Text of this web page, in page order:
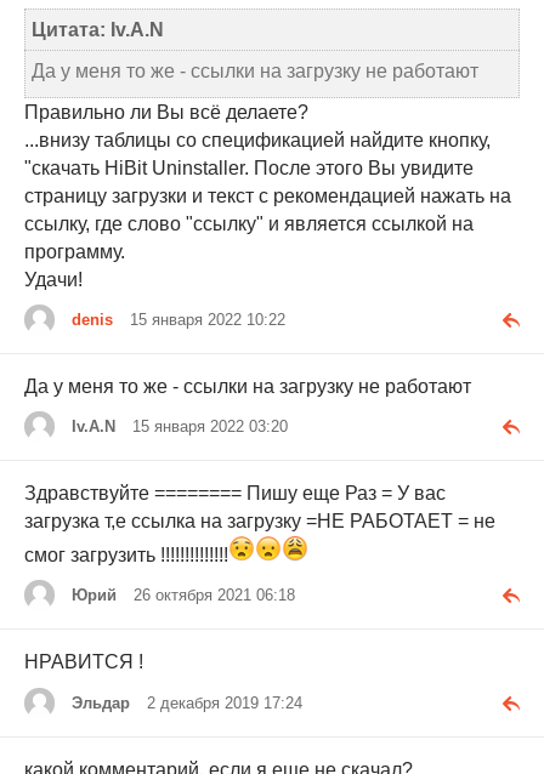
Цитата: Iv.A.N
Да у меня то же - ссылки на загрузку не работают
Правильно ли Вы всё делаете?
...внизу таблицы со спецификацией найдите кнопку,
"скачать HiBit Uninstaller. После этого Вы увидите
страницу загрузки и текст с рекомендацией нажать на
ссылку, где слово "ссылку" и является ссылкой на
программу.
Удачи!
denis 15 января 2022 10:22
Да у меня то же - ссылки на загрузку не работают
Iv.A.N 15 января 2022 03:20
Здравствуйте ======== Пишу еще Раз = У вас
загрузка т,е ссылка на загрузку =НЕ РАБОТАЕТ = не
смог загрузить !!!!!!!!!!!!!!
Юрий 26 октября 2021 06:18
НРАВИТСЯ !
Эльдар 2 декабря 2019 17:24
какой комментарий, если я еще не скачал?